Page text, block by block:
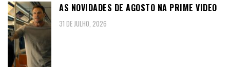
AS NOVIDADES DE AGOSTO NA PRIME VIDEO
31 DE JULHO, 2026